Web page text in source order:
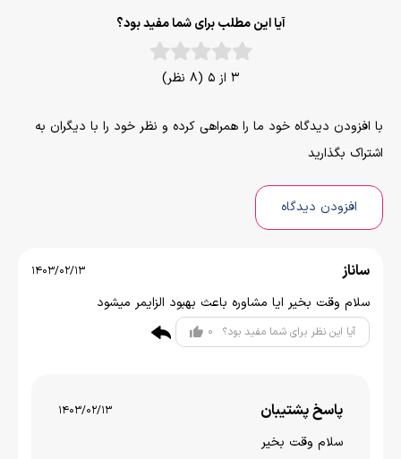
آیا این مطلب برای شما مفید بود؟
3 از 5 (8 نظر)
با افزودن دیدگاه خود ما را همراهی کرده و نظر خود را با دیگران به
اشتراک بگذارید
افزودن دیدگاه
ساناز 1403/02/13
سلام وقت بخیر ایا مشاوره باعث بهبود الزایمر میشود
آیا این نظر برای شما مفید بود؟ 0
پاسخ پشتیبان 1403/02/13
سلام وقت بخیر